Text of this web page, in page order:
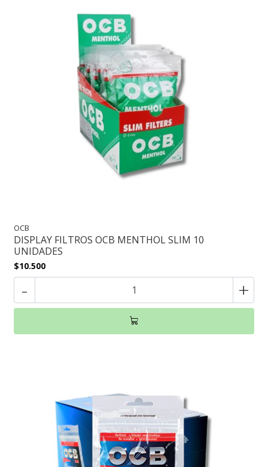
OCB
DISPLAY FILTROS OCB MENTHOL SLIM 10
UNIDADES
$10.500
- +